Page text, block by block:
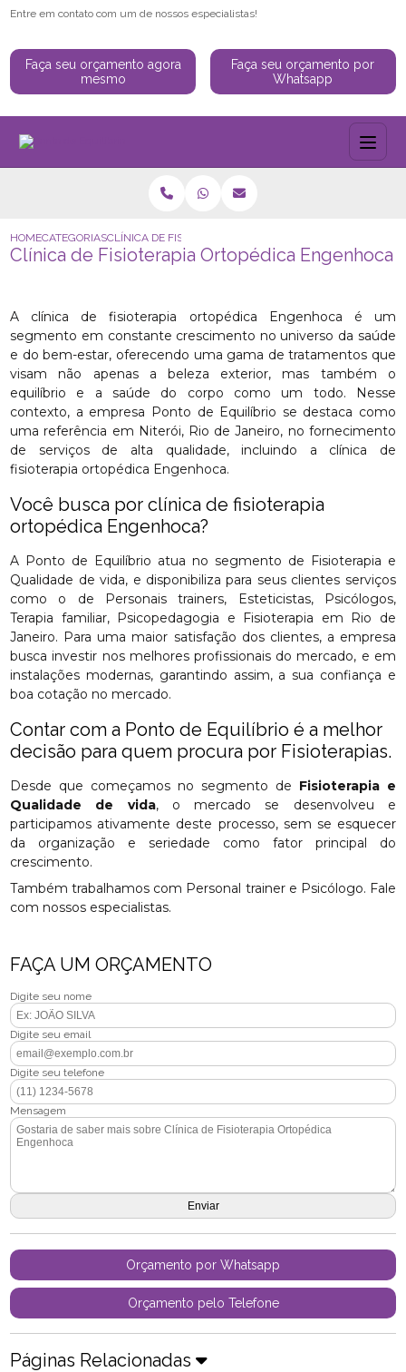
Entre em contato com um de nossos especialistas!
Faça seu orçamento agora
mesmo
Faça seu orçamento por
Whatsapp
HOMECATEGORIASCLÍNICA DE FISIOTERAPIA ORTOPÉDICA ENGENHOCA
Clínica de Fisioterapia Ortopédica Engenhoca
A clínica de fisioterapia ortopédica Engenhoca é um
segmento em constante crescimento no universo da saúde
e do bem-estar, oferecendo uma gama de tratamentos que
visam não apenas a beleza exterior, mas também o
equilíbrio e a saúde do corpo como um todo. Nesse
contexto, a empresa Ponto de Equilíbrio se destaca como
uma referência em Niterói, Rio de Janeiro, no fornecimento
de serviços de alta qualidade, incluindo a clínica de
fisioterapia ortopédica Engenhoca.
Você busca por clínica de fisioterapia
ortopédica Engenhoca?
A Ponto de Equilíbrio atua no segmento de Fisioterapia e
Qualidade de vida, e disponibiliza para seus clientes serviços
como o de Personais trainers, Esteticistas, Psicólogos,
Terapia familiar, Psicopedagogia e Fisioterapia em Rio de
Janeiro. Para uma maior satisfação dos clientes, a empresa
busca investir nos melhores profissionais do mercado, e em
instalações modernas, garantindo assim, a sua confiança e
boa cotação no mercado.
Contar com a Ponto de Equilíbrio é a melhor
decisão para quem procura por Fisioterapias.
Desde que começamos no segmento de Fisioterapia e
Qualidade de vida, o mercado se desenvolveu e
participamos ativamente deste processo, sem se esquecer
da organização e seriedade como fator principal do
crescimento.
Também trabalhamos com Personal trainer e Psicólogo. Fale
com nossos especialistas.
FAÇA UM ORÇAMENTO
Digite seu nome
Digite seu email
Digite seu telefone
Mensagem
Orçamento por Whatsapp
Orçamento pelo Telefone
Páginas Relacionadas